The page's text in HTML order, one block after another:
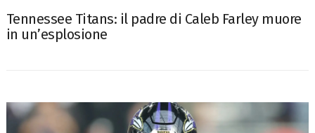
Tennessee Titans: il padre di Caleb Farley muore
in un’esplosione